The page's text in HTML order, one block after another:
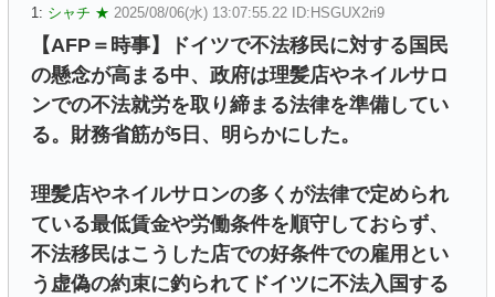
1: シャチ ★ 2025/08/06(水) 13:07:55.22 ID:HSGUX2ri9
【AFP＝時事】ドイツで不法移民に対する国民
の懸念が高まる中、政府は理髪店やネイルサロ
ンでの不法就労を取り締まる法律を準備してい
る。財務省筋が5日、明らかにした。
理髪店やネイルサロンの多くが法律で定められ
ている最低賃金や労働条件を順守しておらず、
不法移民はこうした店での好条件での雇用とい
う虚偽の約束に釣られてドイツに不法入国する